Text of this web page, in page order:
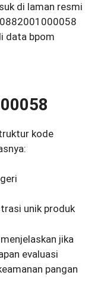
di laman resmi
data bpom
kode
unik produk
jika
evaluasi
pangan